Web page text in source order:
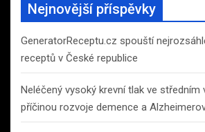
Nejnovější příspěvky
GeneratorReceptu.cz spouští
receptů v České republice
Neléčený vysoký krevní tlak ve středním
příčinou rozvoje demence a